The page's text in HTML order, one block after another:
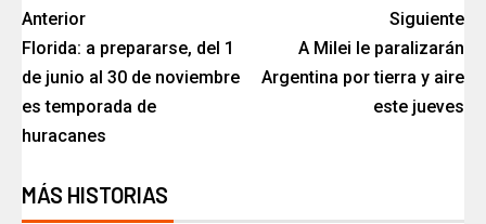
Anterior
Florida: a prepararse, del 1
de junio al 30 de noviembre
es temporada de
huracanes
Siguiente
A Milei le paralizarán
Argentina por tierra y aire
este jueves
MÁS HISTORIAS